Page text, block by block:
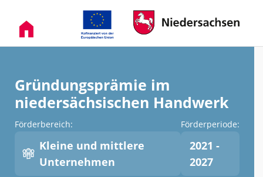
Gründungsprämie im
niedersächsischen Handwerk
Förderbereich:
Kleine und mittlere
Unternehmen
Förderperiode:
2021 -
2027